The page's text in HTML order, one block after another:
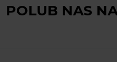
POLUB NAS